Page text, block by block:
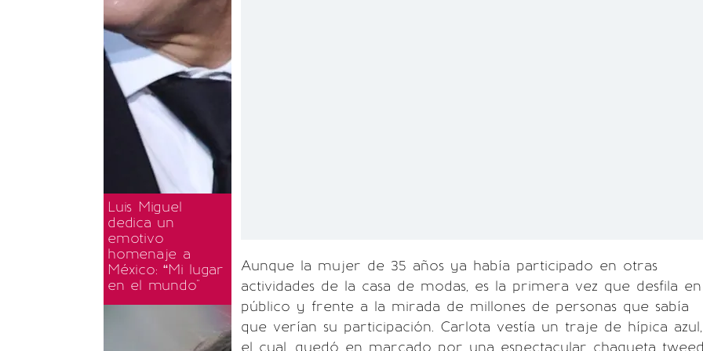
Luis Miguel
dedica un
emotivo
homenaje a
México: “Mi lugar
en el mundo"
Aunque la mujer de 35 años ya había participado en otras
actividades de la casa de modas, es la primera vez que desfila en
público y frente a la mirada de millones de personas que sabía
que verían su participación. Carlota vestía un traje de hípica azul,
el cual, quedó en marcado por una espectacular chaqueta tweed